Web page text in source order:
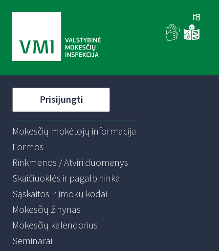
Prisijungti
Mokesčių mokėtojų informacija
Formos
Rinkmenos / Atviri duomenys
Skaičiuoklės ir pagalbininkai
Sąskaitos ir įmokų kodai
Mokesčių žinynas
Mokesčių kalendorius
Seminarai